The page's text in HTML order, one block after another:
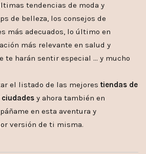
tendencias de moda y
de belleza, los consejos de
más adecuados, lo último en
más relevante en salud y
te harán sentir especial … y mucho
el listado de las mejores tiendas de
y ahora también en
en esta aventura y
versión de ti misma.